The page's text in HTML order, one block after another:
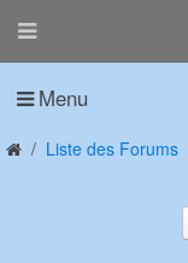
Menu
Liste des Forums